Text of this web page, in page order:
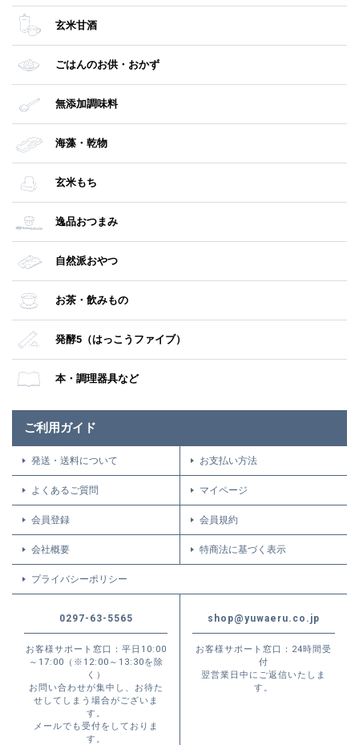
玄米甘酒
ごはんのお供・おかず
無添加調味料
海藻・乾物
玄米もち
逸品おつまみ
自然派おやつ
お茶・飲みもの
発酵5（はっこうファイブ）
本・調理器具など
ご利用ガイド
発送・送料について お支払い方法
よくあるご質問 マイページ
会員登録 会員規約
会社概要 特商法に基づく表示
プライバシーポリシー
0297-63-5565
お客様サポート窓口：平日10:00
～17:00（※12:00～13:30を除
く）
お問い合わせが集中し、お待た
せしてしまう場合がございま
す。
メールでも受付をしておりま
す。
shop@yuwaeru.co.jp
お客様サポート窓口：24時間受
付
翌営業日中にご返信いたしま
す。